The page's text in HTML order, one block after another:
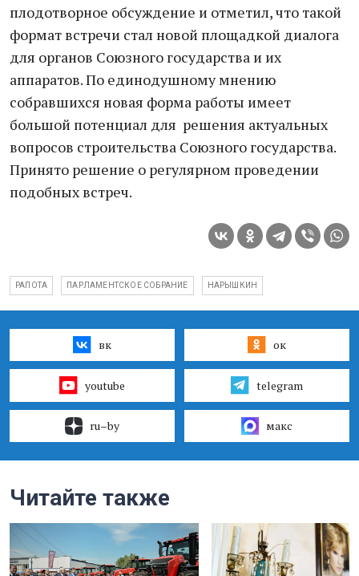
плодотворное обсуждение и отметил, что такой
формат встречи стал новой площадкой диалога
для органов Союзного государства и их
аппаратов. По единодушному мнению
собравшихся новая форма работы имеет
большой потенциал для решения актуальных
вопросов строительства Союзного государства.
Принято решение о регулярном проведении
подобных встреч.
РАПОТА ПАРЛАМЕНТСКОЕ СОБРАНИЕ НАРЫШКИН
вк ок
youtube telegram
ru–by макс
Читайте также